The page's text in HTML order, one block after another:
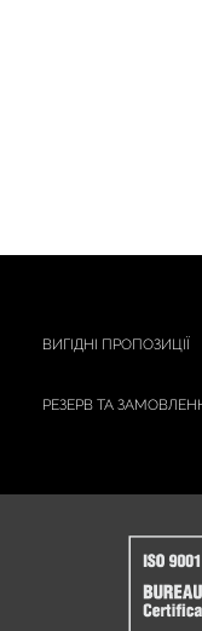
ВИГІДНІ ПРОПОЗИЦІЇ
РЕЗЕРВ ТА